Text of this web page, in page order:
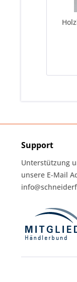
Support
Unterstützung
unsere E-Mail